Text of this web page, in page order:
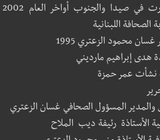
أول صحيفة اليكترونية صدرت في صيدا والجنوب أواخر العام 2002
الصحافة اللبنانية
محمود الزعتري 1995
هدى إبراهيم مارديني
نشأت عمر حمزة
والمدير المسؤول الصحافي غسان الزعتري
الأستاذة رئيفة ديب الملاح